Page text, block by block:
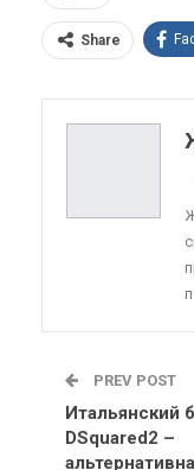
Share
Telegram
PREV POST
Итальянский
DSquared2 –